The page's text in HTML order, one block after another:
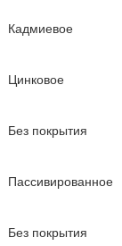
Кадмиевое
Цинковое
Без покрытия
Пассивированное
Без покрытия